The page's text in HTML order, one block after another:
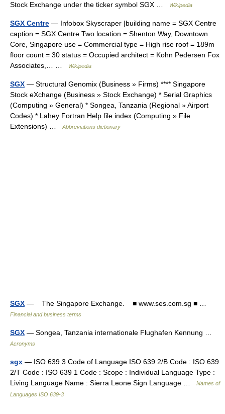
Stock Exchange under the ticker symbol SGX …
Wikipedia
SGX Centre — Infobox Skyscraper |building name = SGX Centre
caption = SGX Centre Two location = Shenton Way, Downtown
Core, Singapore use = Commercial type = High rise roof = 189m
floor count = 30 status = Occupied architect = Kohn Pedersen Fox
Associates,… …
Wikipedia
SGX — Structural Genomix (Business » Firms) **** Singapore
Stock eXchange (Business » Stock Exchange) * Serial Graphics
(Computing » General) * Songea, Tanzania (Regional » Airport
Codes) * Lahey Fortran Help file index (Computing » File
Extensions) …
Abbreviations dictionary
SGX — The Singapore Exchange. ■ www.ses.com.sg ■ …
Financial and business terms
SGX — Songea, Tanzania internationale Flughafen Kennung …
Acronyms
sgx — ISO 639 3 Code of Language ISO 639 2/B Code : ISO 639
2/T Code : ISO 639 1 Code : Scope : Individual Language Type :
Living Language Name : Sierra Leone Sign Language …
Names of
Languages ISO 639-3